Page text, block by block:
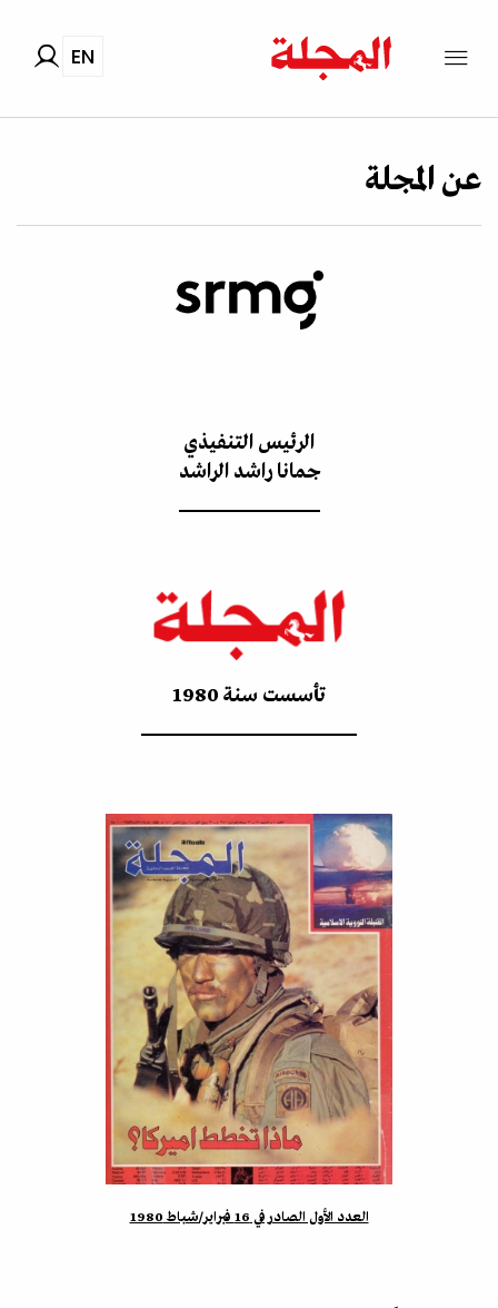
EN
عن المجلة
الرئيس التنفيذي
جمانا راشد الراشد
تأسست سنة 1980
العدد الأول الصادر في 16 فبراير/شباط 1980